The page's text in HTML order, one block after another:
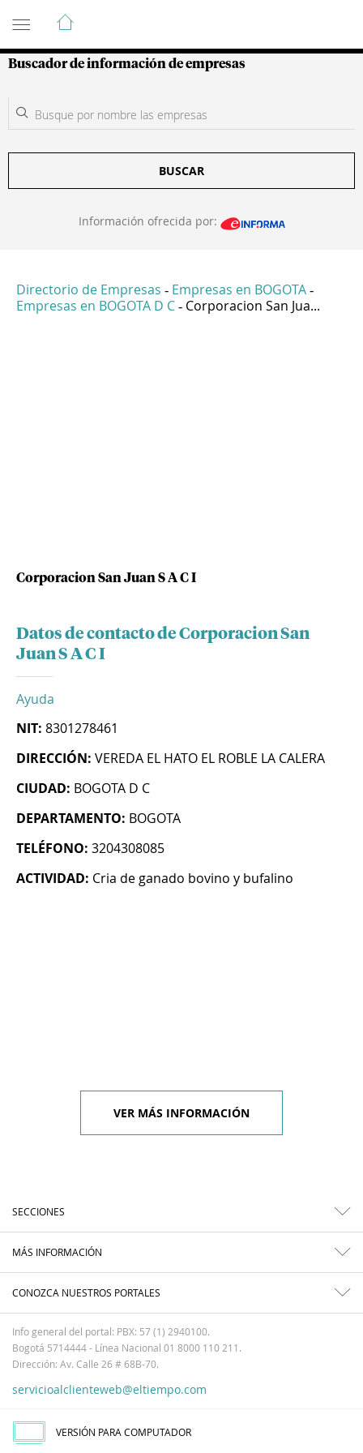
Guía de Empresas Colombianas
Buscador de información de empresas
BUSCAR
Información ofrecida por:
Directorio de Empresas - Empresas en BOGOTA -
Empresas en BOGOTA D C - Corporacion San Jua...
Corporacion San Juan S A C I
Datos de contacto de Corporacion San
Juan S A C I
Ayuda
NIT: 8301278461
DIRECCIÓN: VEREDA EL HATO EL ROBLE LA CALERA
CIUDAD: BOGOTA D C
DEPARTAMENTO: BOGOTA
TELÉFONO: 3204308085
ACTIVIDAD: Cria de ganado bovino y bufalino
VER MÁS INFORMACIÓN
SECCIONES
MÁS INFORMACIÓN
CONOZCA NUESTROS PORTALES
Info general del portal: PBX: 57 (1) 2940100.
Bogotá 5714444 - Línea Nacional 01 8000 110 211.
Dirección: Av. Calle 26 # 68B-70.
servicioalclienteweb@eltiempo.com
VERSIÓN PARA COMPUTADOR